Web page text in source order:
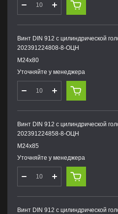
Винт DIN 912 с цилиндрической
202391224808-8-ОЦН
М24х80
Уточняйте у менеджера
Винт DIN 912 с цилиндрической
202391224858-8-ОЦН
М24х85
Уточняйте у менеджера
Винт DIN 912 с цилиндрической